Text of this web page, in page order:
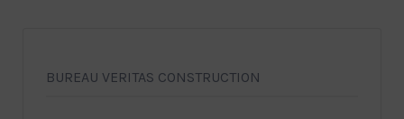
BUREAU VERITAS CONSTRUCTION